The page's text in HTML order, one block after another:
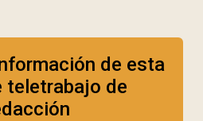
de esta
teletrabajo de